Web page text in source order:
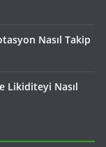
Nasıl Takip
Likiditeyi Nasıl